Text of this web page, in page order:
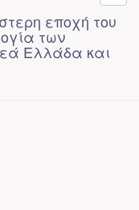
εποχή του
των
Ελλάδα και